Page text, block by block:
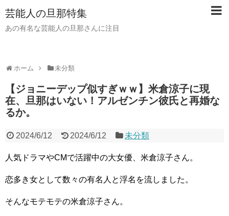
芸能人の旦那特集
あの有名な芸能人の旦那さんに注目
ホーム 未分類
【ジョニーデップ似すぎｗｗ】米倉涼子に現
在、旦那はいない！アルゼンチン彼氏と再婚な
るか。
2024/6/12 2024/6/12 未分類
人気ドラマやCMで活躍中の大女優、米倉涼子さん。
恋多き女として数々の有名人と浮名を流しました。
そんなモテモテの米倉涼子さん。